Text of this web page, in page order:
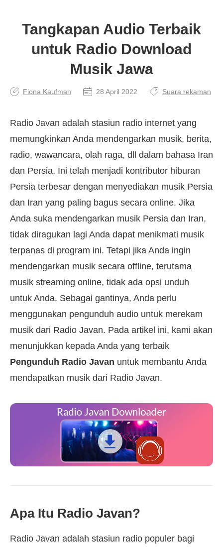
Tangkapan Audio Terbaik
untuk Radio Download
Musik Jawa
Fiona Kaufman 28 April 2022 Suara rekaman
Radio Javan adalah stasiun radio internet yang
memungkinkan Anda mendengarkan musik, berita,
radio, wawancara, olah raga, dll dalam bahasa Iran
dan Persia. Ini telah menjadi kontributor hiburan
Persia terbesar dengan menyediakan musik Persia
dan Iran yang paling bagus secara online. Jika
Anda suka mendengarkan musik Persia dan Iran,
tidak diragukan lagi Anda dapat menikmati musik
terpanas di program ini. Tetapi jika Anda ingin
mendengarkan musik secara offline, terutama
musik streaming online, tidak ada opsi unduh
untuk Anda. Sebagai gantinya, Anda perlu
menggunakan pengunduh audio untuk merekam
musik dari Radio Javan. Pada artikel ini, kami akan
menunjukkan kepada Anda yang terbaik
Pengunduh Radio Javan untuk membantu Anda
mendapatkan musik dari Radio Javan.
Apa Itu Radio Javan?
Radio Javan adalah stasiun radio populer bagi